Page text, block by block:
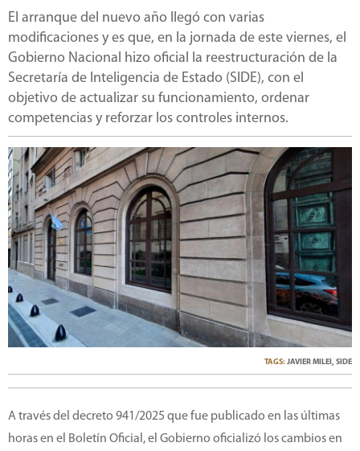
El arranque del nuevo año llegó con varias
modificaciones y es que, en la jornada de este viernes, el
Gobierno Nacional hizo oficial la reestructuración de la
Secretaría de Inteligencia de Estado (SIDE), con el
objetivo de actualizar su funcionamiento, ordenar
competencias y reforzar los controles internos.
TAGS:JAVIER MILEI, SIDE
A través del decreto 941/2025 que fue publicado en las últimas
horas en el Boletín Oficial, el Gobierno oficializó los cambios en